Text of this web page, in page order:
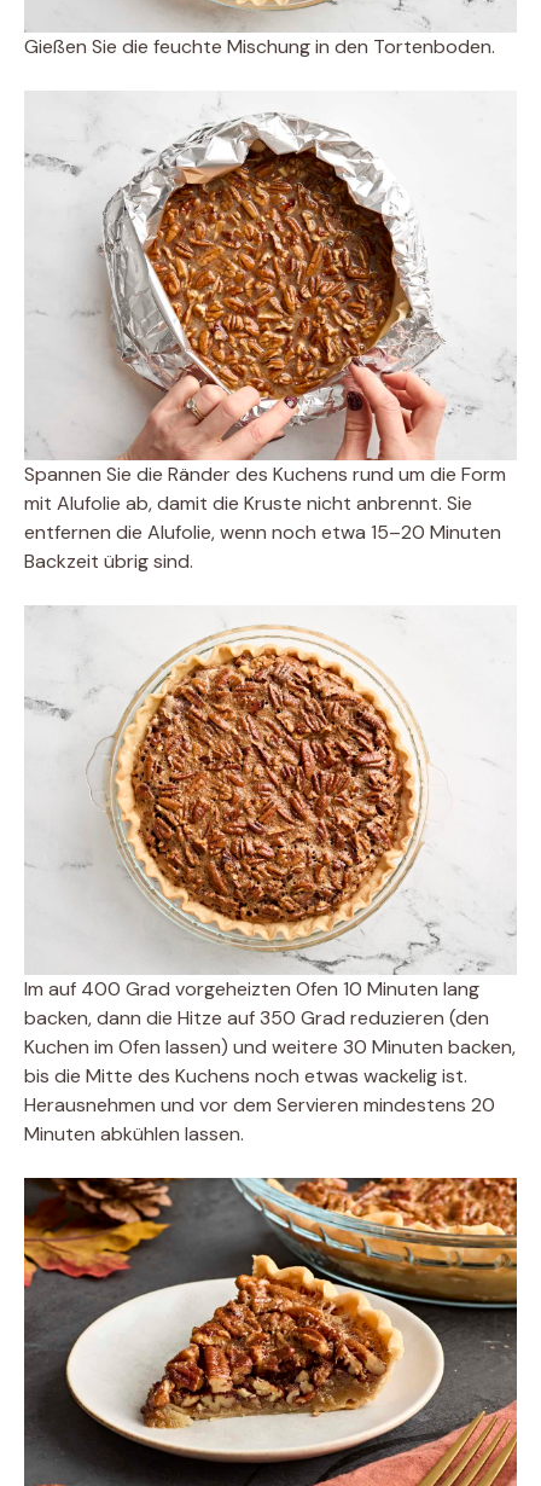
Gießen Sie die feuchte Mischung in den Tortenboden.
Spannen Sie die Ränder des Kuchens rund um die Form
mit Alufolie ab, damit die Kruste nicht anbrennt. Sie
entfernen die Alufolie, wenn noch etwa 15–20 Minuten
Backzeit übrig sind.
Im auf 400 Grad vorgeheizten Ofen 10 Minuten lang
backen, dann die Hitze auf 350 Grad reduzieren (den
Kuchen im Ofen lassen) und weitere 30 Minuten backen,
bis die Mitte des Kuchens noch etwas wackelig ist.
Herausnehmen und vor dem Servieren mindestens 20
Minuten abkühlen lassen.